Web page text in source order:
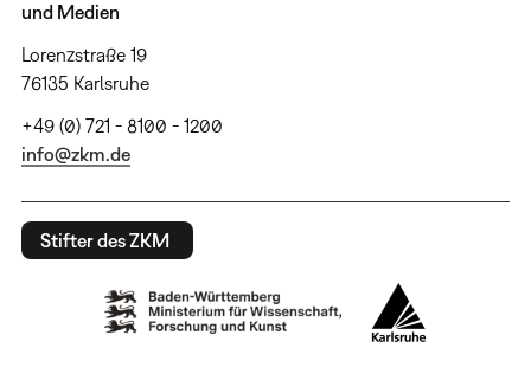
und Medien
Lorenzstraße 19
76135 Karlsruhe
+49 (0) 721 - 8100 - 1200
info@zkm.de
Stifter des ZKM